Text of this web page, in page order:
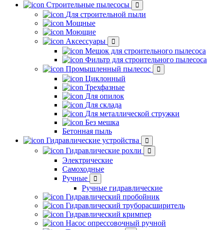
Строительные пылесосы
Для строительной пыли
Мощные
Моющие
Аксессуары
Мешок для строительного пылесоса
Фильтр для строительного пылесоса
Промышленный пылесос
Циклонный
Трехфазные
Для опилок
Для склада
Для металлической стружки
Без мешка
Бетонная пыль
Гидравлические устройства
Гидравлические рохли
Электрические
Самоходные
Ручные
Ручные гидравлические
Гидравлический пробойник
Гидравлический труборасширитель
Гидравлический кримпер
Насос опрессовочный ручной